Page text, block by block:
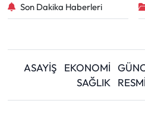
Son Dakika Haberleri
ASAYİŞ EKONOMİ
SAĞLIK